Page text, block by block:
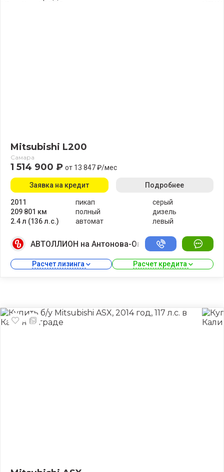
Mitsubishi L200
Самара
1 514 900 ₽ от 13 847 ₽/мес
2011
209 801 км
2.4 л (136 л.с.)
пикап
полный
автомат
серый
дизель
левый
Заявка на кредит Подробнее
АВТОЛЛИОН на Антонова-Овсеенко
Расчет лизинга Расчет кредита